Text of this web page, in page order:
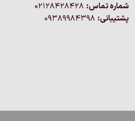
شماره تماس:
پشتیبانی: